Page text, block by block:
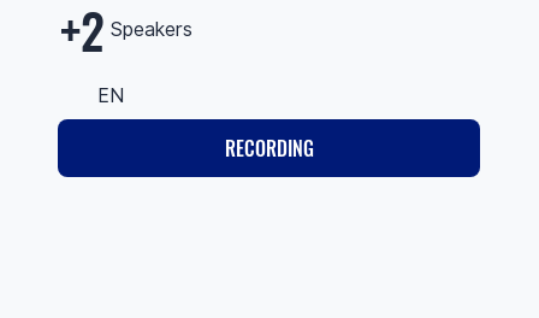
+2 Speakers
EN
RECORDING